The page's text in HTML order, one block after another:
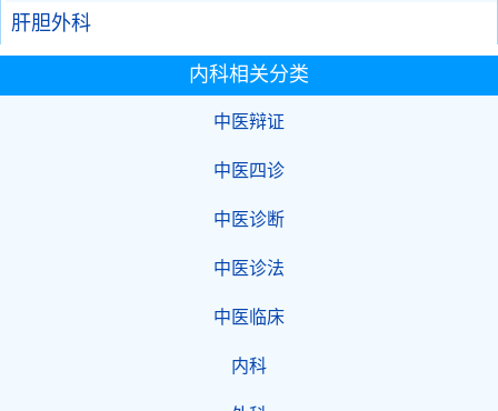
肝胆外科
内科相关分类
中医辩证
中医四诊
中医诊断
中医诊法
中医临床
内科